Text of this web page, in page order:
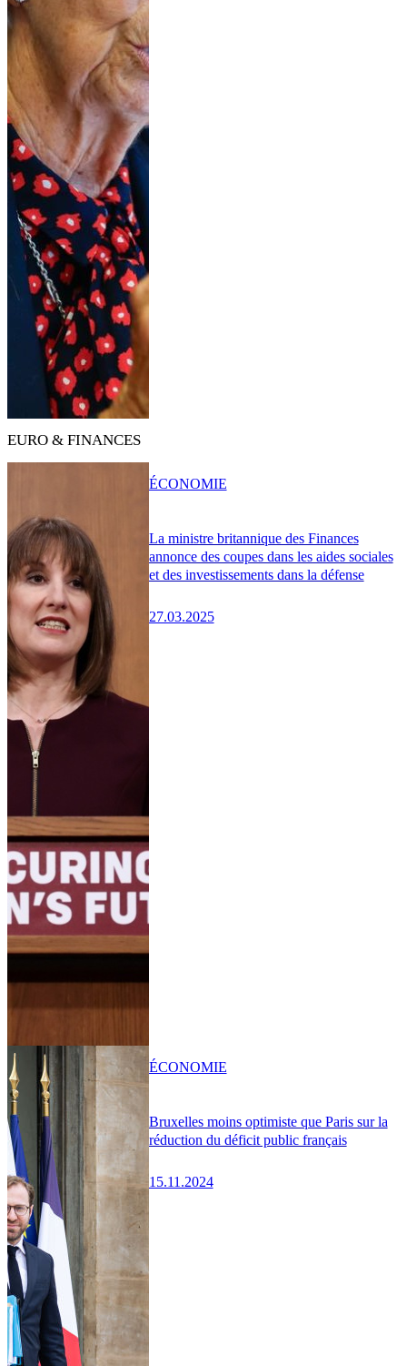
EURO & FINANCES
La ministre britannique des Finances
annonce des coupes dans les aides sociales
et des investissements dans la défense
27.03.2025
ÉCONOMIE
Bruxelles moins optimiste que Paris sur la
réduction du déficit public français
15.11.2024
ÉCONOMIE